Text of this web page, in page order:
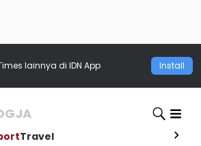
lainnya di IDN App Install
Travel